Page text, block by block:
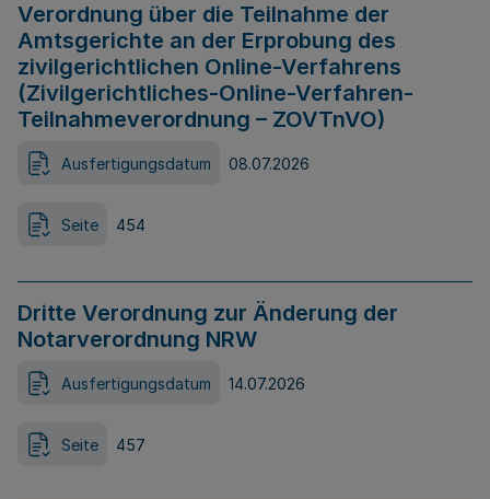
Verordnung über die Teilnahme der
Amtsgerichte an der Erprobung des
zivilgerichtlichen Online-Verfahrens
(Zivilgerichtliches-Online-Verfahren-
Teilnahmeverordnung – ZOVTnVO)
Ausfertigungsdatum 08.07.2026
Seite 454
Dritte Verordnung zur Änderung der
Notarverordnung NRW
Ausfertigungsdatum 14.07.2026
Seite 457